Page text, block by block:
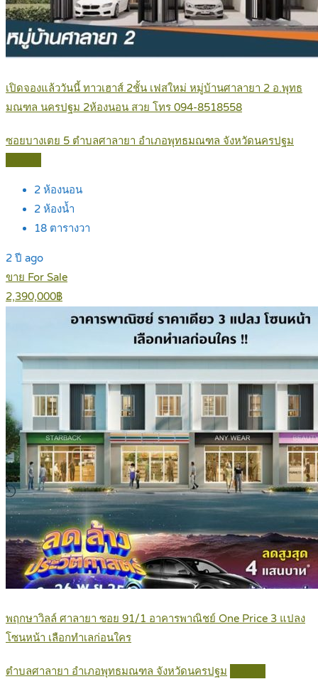
เปิดจองแล้ววันนี้ ทาวเฮาส์ 2ชั้น เฟสใหม่ หมู่บ้านศาลายา 2 อ.พุทธ
มณฑล นครปฐม 2ห้องนอน สวย โทร 094-8518558
ซอยบางเตย 5 ตำบลศาลายา อำเภอพุทธมณฑล จังหวัดนครปฐม
2 ห้องนอน
2 ห้องน้ำ
18 ตารางวา
2 ปี ago
ขาย For Sale
2,390,000฿
พฤกษาวิลล์ ศาลายา ซอย 91/1 อาคารพาณิชย์ One Price 3 แปลง
โซนหน้า เลือกทำเลก่อนใคร
ตำบลศาลายา อำเภอพุทธมณฑล จังหวัดนครปฐม